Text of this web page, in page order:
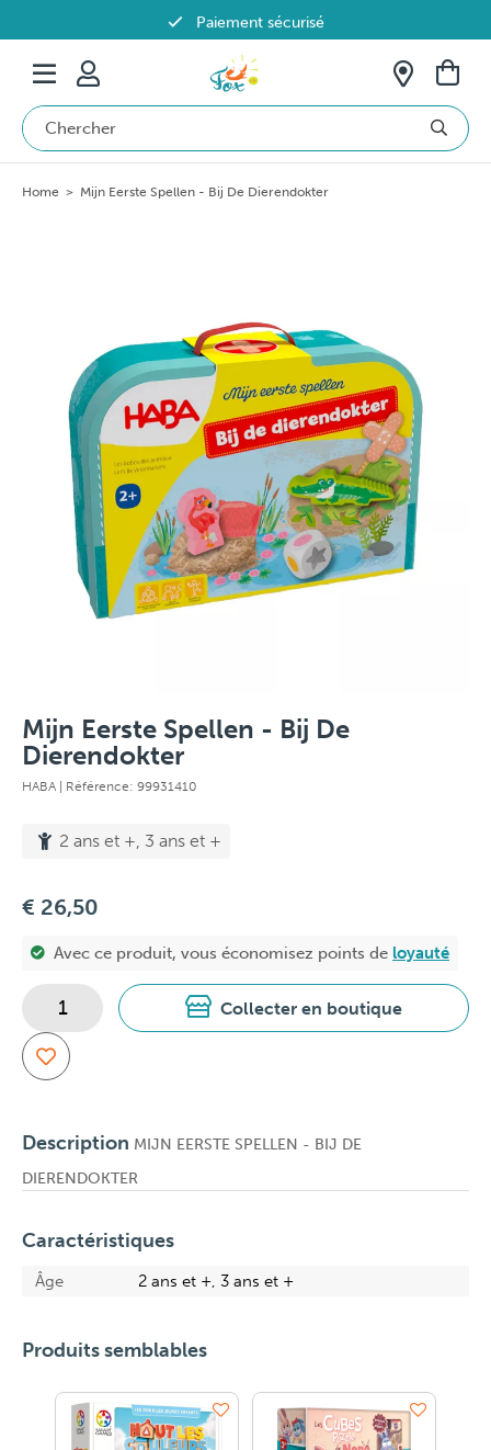
Paiement sécurisé
Livraison offerte dès 69€ en Belgique
Home > Mijn Eerste Spellen - Bij De Dierendokter
Mijn Eerste Spellen - Bij De
Dierendokter
HABA | Référence: 99931410
2 ans et +, 3 ans et +
€ 26,50
Avec ce produit, vous économisez points de loyauté
Collecter en boutique
Description MIJN EERSTE SPELLEN - BIJ DE
DIERENDOKTER
Caractéristiques
Âge 2 ans et +, 3 ans et +
Produits semblables